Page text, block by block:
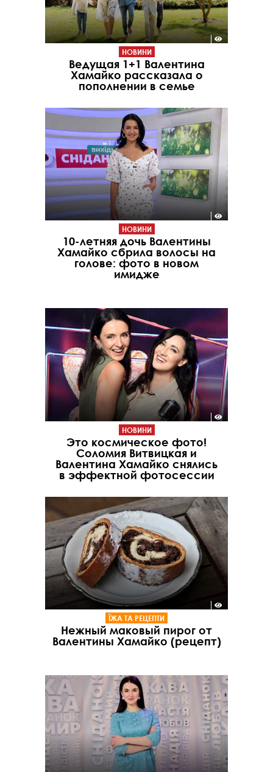
НОВИНИ
Ведущая 1+1 Валентина
Хамайко рассказала о
пополнении в семье
НОВИНИ
10-летняя дочь Валентины
Хамайко сбрила волосы на
голове: фото в новом
имидже
НОВИНИ
Это космическое фото!
Соломия Витвицкая и
Валентина Хамайко снялись
в эффектной фотосессии
ЇЖА ТА РЕЦЕПТИ
Нежный маковый пирог от
Валентины Хамайко (рецепт)